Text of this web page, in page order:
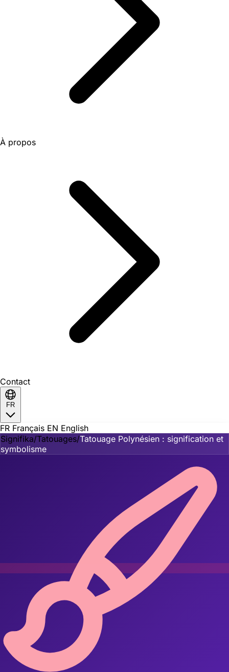
À propos
Contact
FR
FR Français EN English
Signifika/Tatouages/Tatouage Polynésien : signification et
symbolisme